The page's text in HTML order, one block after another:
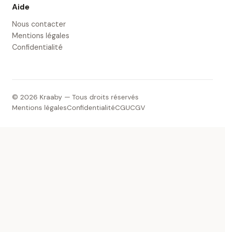
Aide
Nous contacter
Mentions légales
Confidentialité
© 2026 Kraaby — Tous droits réservés
Mentions légalesConfidentialitéCGUCGV